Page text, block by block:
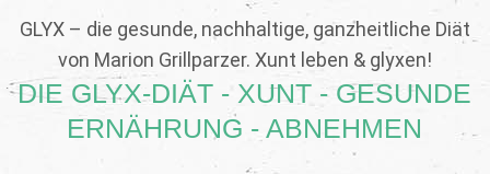
GLYX – die gesunde, nachhaltige, ganzheitliche Diät
von Marion Grillparzer. Xunt leben & glyxen!
DIE GLYX-DIÄT - XUNT - GESUNDE
ERNÄHRUNG - ABNEHMEN